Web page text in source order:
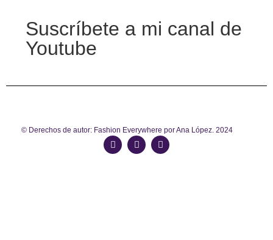
Suscríbete a mi canal de
Youtube
© Derechos de autor: Fashion Everywhere por Ana López. 2024